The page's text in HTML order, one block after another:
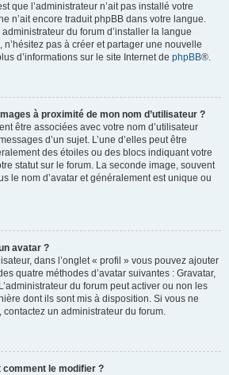
que l’administrateur n’ait pas installé votre
n’ait encore traduit phpBB dans votre langue.
du forum d’installer la langue
n’hésitez pas à créer et partager une nouvelle
d’informations sur le site Internet de phpBB®.
à proximité de mon nom d’utilisateur ?
être associées avec votre nom d’utilisateur
d’un sujet. L’une d’elles peut être
des étoiles ou des blocs indiquant votre
statut sur le forum. La seconde image, souvent
le nom d’avatar et généralement est unique ou
avatar ?
dans l’onglet « profil » vous pouvez ajouter
quatre méthodes d’avatar suivantes : Gravatar,
du forum peut activer ou non les
dont ils sont mis à disposition. Si vous ne
contactez un administrateur du forum.
comment le modifier ?